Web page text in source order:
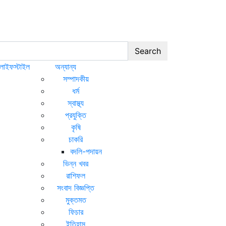
Search
অন্যান্য
সম্পাদকীয়
ধর্ম
স্বাস্থ্য
প্রযুক্তি
কৃষি
চাকরি
বদলি-পদায়ন
ভিন্ন খবর
রাশিফল
সংবাদ বিজ্ঞপ্তি
মুক্তমত
ফিচার
ইতিহাস